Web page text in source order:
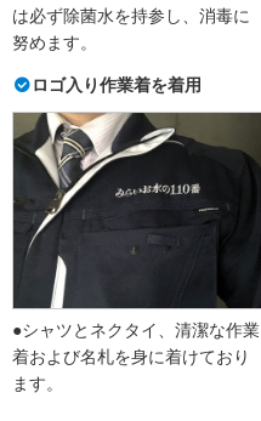
は必ず除菌水を持参し、消毒に
努めます。
ロゴ入り作業着を着用
●シャツとネクタイ、清潔な作業
着および名札を身に着けており
ます。